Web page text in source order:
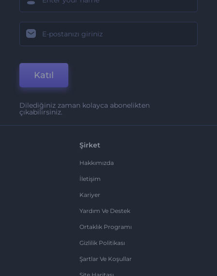
Katıl
Dilediğiniz zaman kolayca abonelikten
çıkabilirsiniz.
Şirket
Hakkımızda
İletişim
Kariyer
Yardım Ve Destek
Ortaklık Programı
Gizlilik Politikası
Şartlar Ve Koşullar